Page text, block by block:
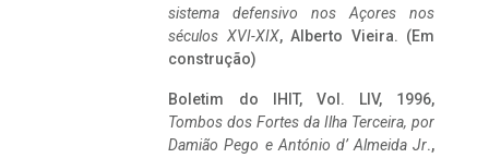
sistema defensivo nos Açores nos
séculos XVI-XIX, Alberto Vieira. (Em
construção)
Boletim do IHIT, Vol. LIV, 1996,
Tombos dos Fortes da Ilha Terceira, por
Damião Pego e António d’ Almeida Jr.,